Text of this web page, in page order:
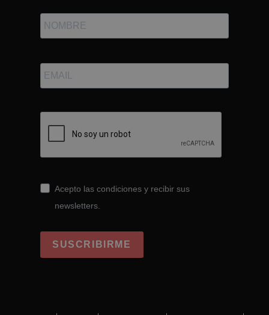
Acepto las condiciones y recibir sus
newsletters.
SUSCRIBIRME